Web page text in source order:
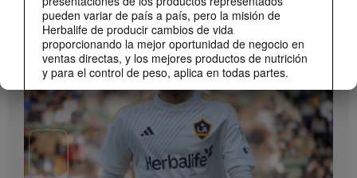
pueden variar de país a país, pero la misión de
Herbalife de producir cambios de vida
proporcionando la mejor oportunidad de negocio en
ventas directas, y los mejores productos de nutrición
y para el control de peso, aplica en todas partes.
Los Videos podrían incluir las experiencias del
volumen de ventas acumulado, o reseñas de
ingresos adquiridos, de Asociados de Herbalife
Independientes de diferentes niveles del Plan de
Ventas y Mercadeo en diversos países. Estos
ingresos corresponden a los individuos (o ejemplos)
Cómo tomar Bioniq GO
Descubre las diferentes formas de usar Bioniq GO.
MARCA Y PATROCINIOS Ver Todos